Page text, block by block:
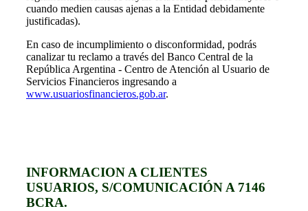
cuando medien causas ajenas a la Entidad debidamente
justificadas).
En caso de incumplimiento o disconformidad, podrás
canalizar tu reclamo a través del Banco Central de la
República Argentina - Centro de Atención al Usuario de
Servicios Financieros ingresando a
www.usuariosfinancieros.gob.ar.
INFORMACION A CLIENTES
USUARIOS, S/COMUNICACIÓN A 7146
BCRA.